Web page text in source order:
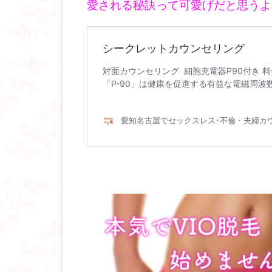
愛される秘訣って可愛げだと思う